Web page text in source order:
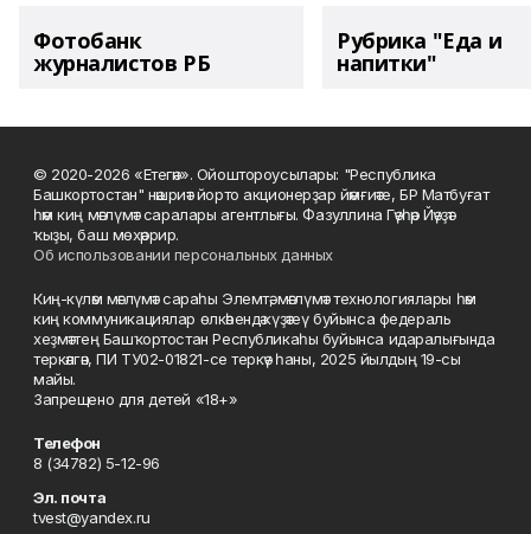
Фотобанк
журналистов РБ
Рубрика "Еда и
напитки"
© 2020-2026 «Етегән». Ойоштороусылары: "Республика
Башкортостан" нәшриәт йорто акционерҙар йәмғиәте, БР Матбуғат
һәм киң мәғлүмәт саралары агентлығы. Фазуллина Гәүһәр Йәүҙәт
ҡыҙы, баш мөхәррир.
Об использовании персональных данных
Киң-күләм мәғлүмәт сараһы Элемтә, мәғлүмәт технологиялары һәм
киң коммуникациялар өлкәһендә күҙәтеү буйынса федераль
хеҙмәттең Башҡортостан Республикаһы буйынса идаралығында
теркәлгән, ПИ ТУ02-01821-се теркәү һаны, 2025 йылдың 19-сы
майы.
Запрещено для детей «18+»
Телефон
8 (34782) 5-12-96
Эл. почта
tvest@yandex.ru